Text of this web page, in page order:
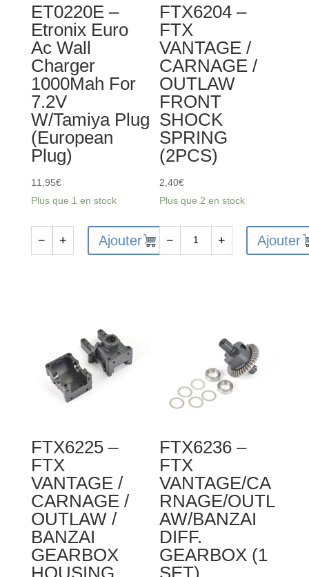
BANZAI
DIFF
DRIVE
GEAR
W/PIN
(2SETS)
BANZAI
DIFF
16T
GEAR
WASHER
(6PCS)
ET0220E –
Etronix Euro
Ac Wall
Charger
1000Mah For
7.2V
W/Tamiya Plug
(European
Plug)
11,95€
Plus que 1 en stock
Wall
Charger
7.2V
W/Tamiya
Plug
(European
Plug)
− + Ajouter
FTX6204 –
FTX
VANTAGE /
CARNAGE /
OUTLAW
FRONT
SHOCK
SPRING
(2PCS)
2,40€
Plus que 2 en stock
CARNAGE
OUTLAW
SHOCK
SPRING
(2PCS)
− + Ajouter
FTX6225 –
FTX
VANTAGE /
CARNAGE /
OUTLAW /
BANZAI
GEARBOX
FTX6236 –
FTX
VANTAGE/CA
RNAGE/OUTL
AW/BANZAI
DIFF.
GEARBOX (1